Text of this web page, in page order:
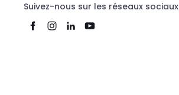
Suivez-nous sur les réseaux sociaux